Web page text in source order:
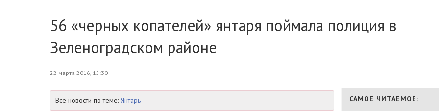
56 «черных копателей» янтаря поймала полиция в
Зеленоградском районе
22 марта 2016, 15:30
Все новости по теме: Янтарь САМОЕ ЧИТАЕМОЕ: